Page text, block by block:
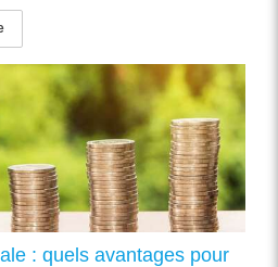
: quels avantages pour